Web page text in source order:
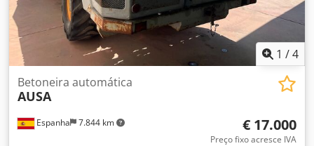
1 /4
Espanha 7.844 km
Betoneira automática
AUSA
€ 17.000
Preço fixo acresce IVA